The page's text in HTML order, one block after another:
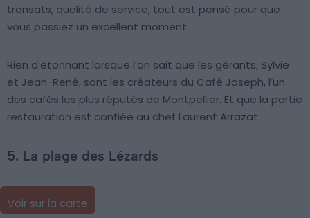
transats, qualité de service, tout est pensé pour que
vous passiez un excellent moment.
Rien d’étonnant lorsque l’on sait que les gérants, Sylvie
et Jean-René, sont les créateurs du Café Joseph, l’un
des cafés les plus réputés de Montpellier. Et que la partie
restauration est confiée au chef Laurent Arrazat.
5. La plage des Lézards
Voir sur la carte